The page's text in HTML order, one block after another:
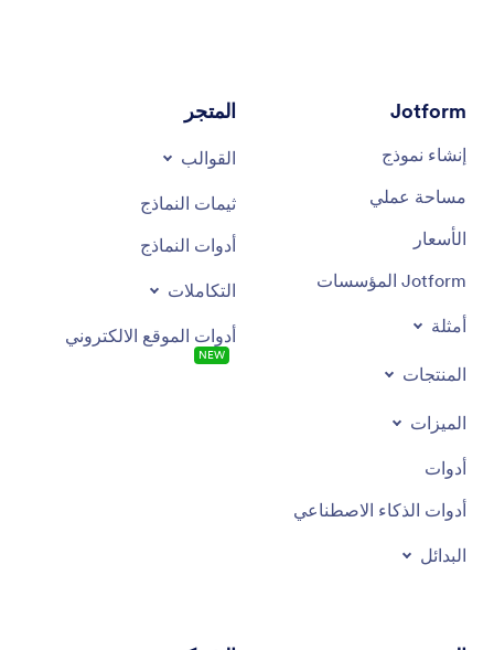
Jotform
إنشاء نموذج
مساحة عملي
الأسعار
Jotform المؤسسات
أمثلة
المنتجات
الميزات
أدوات
أدوات الذكاء الاصطناعي
البدائل
المتجر
القوالب
ثيمات النماذج
أدوات النماذج
التكاملات
أدوات الموقع الالكتروني
NEW